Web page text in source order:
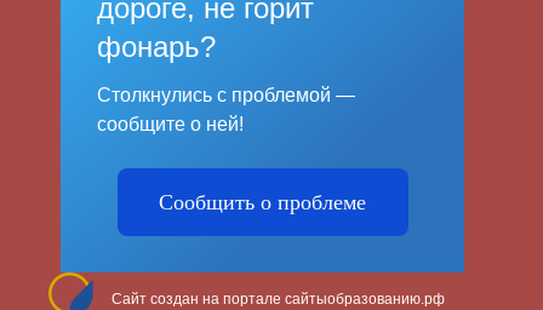
дороге, не горит
фонарь?
Столкнулись с проблемой —
сообщите о ней!
Сообщить о проблеме
Сайт создан на портале сайтыобразованию.рф